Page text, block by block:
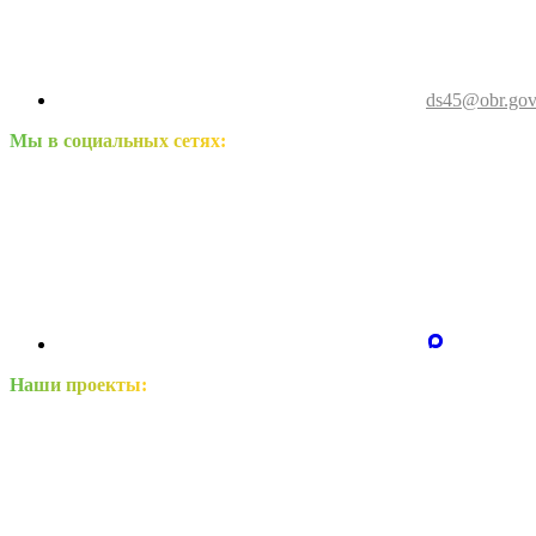
Мы в социальных сетях:
Наши проекты: